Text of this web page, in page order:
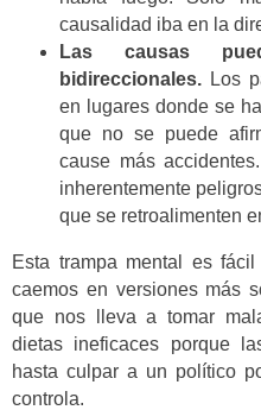
causalidad iba en la
Las causas
bidireccionales. Los
en lugares donde se
que no se puede
cause más
inherentemente
que se retroalimenten
Esta trampa mental es
caemos en versiones más
que nos lleva a tomar
dietas ineficaces porque
hasta culpar a un político
controla.